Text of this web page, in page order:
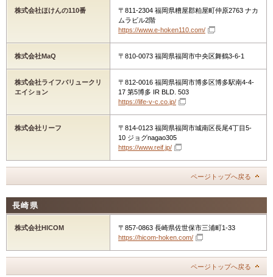
株式会社ほけんの110番
〒811-2304 福岡県糟屋郡粕屋町仲原2763 ナカ
ムラビル2階
https://www.e-hoken110.com/
株式会社MaQ 〒810-0073 福岡県福岡市中央区舞鶴3-6-1
株式会社ライフバリュークリ
エイション
〒812-0016 福岡県福岡市博多区博多駅南4-4-
17 第5博多 IR BLD. 503
https://life-v-c.co.jp/
株式会社リーフ
〒814-0123 福岡県福岡市城南区長尾4丁目5-
10 ジョグnagao305
https://www.reif.jp/
ページトップへ戻る
長崎県
株式会社HICOM
〒857-0863 長崎県佐世保市三浦町1-33
https://hicom-hoken.com/
ページトップへ戻る